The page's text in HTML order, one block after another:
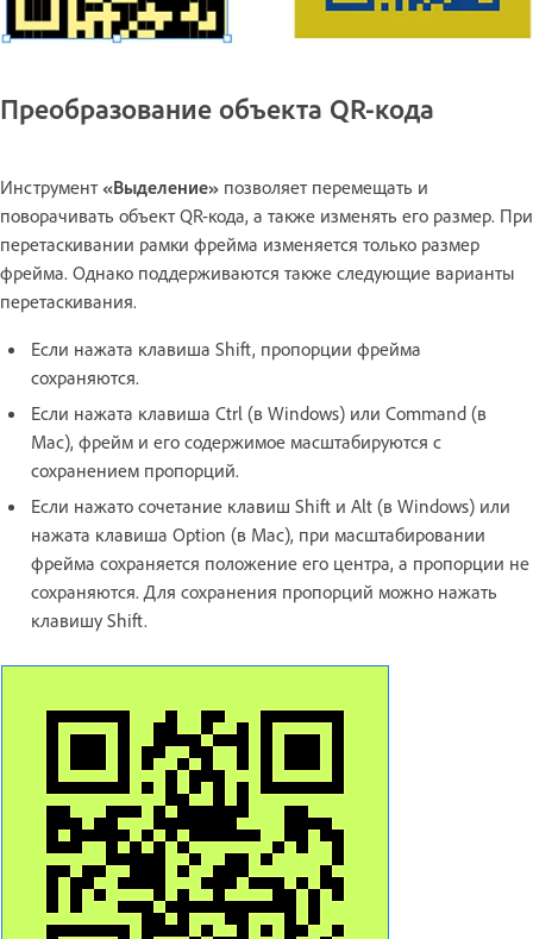
Преобразование объекта QR-кода
Инструмент«Выделение» позволяет перемещать и
поворачивать объект QR-кода, а также изменять его размер. При
перетаскивании рамки фрейма изменяется только размер
фрейма. Однако поддерживаются также следующие варианты
перетаскивания.
Если нажата клавиша Shift, пропорции фрейма
сохраняются.
Если нажата клавиша Ctrl (в Windows) или Command (в
Mac), фрейм и его содержимое масштабируются с
сохранением пропорций.
Если нажато сочетание клавиш Shift и Alt (в Windows) или
нажата клавиша Option (в Mac), при масштабировании
фрейма сохраняется положение его центра, а пропорции не
сохраняются. Для сохранения пропорций можно нажать
клавишу Shift.